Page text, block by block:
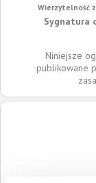
Wierzytelność
Sygnatura
Niniejsze
publikowane